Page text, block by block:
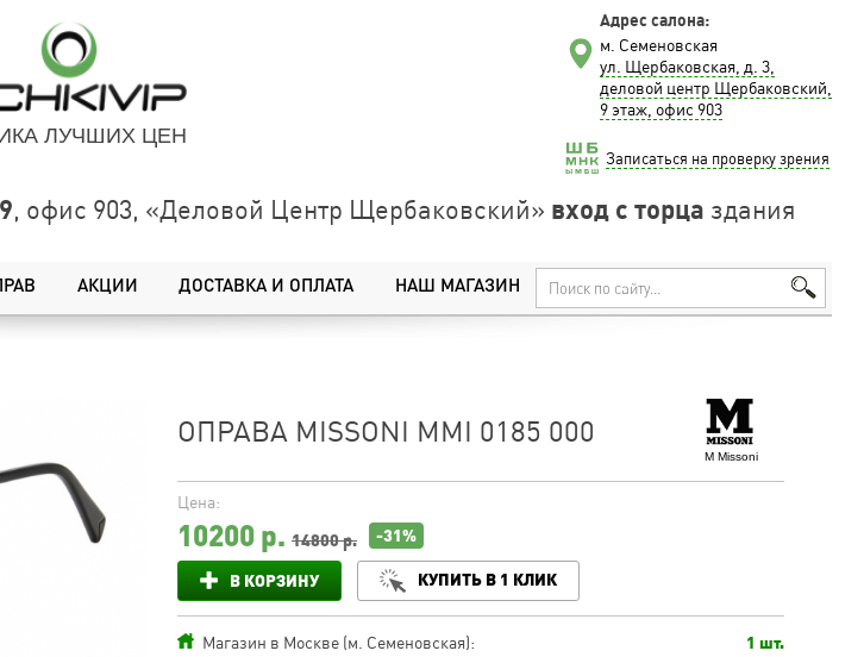
ЛУЧШИХ ЦЕН
Адрес салона:
м. Семеновская
ул. Щербаковская, д. 3,
деловой центр Щербаковский,
9 этаж, офис 903
Записаться на проверку зрения
, офис 903, «Деловой Центр Щербаковский» вход с торца здания
АКЦИИ ДОСТАВКА И ОПЛАТА НАШ МАГАЗИН
M Missoni
ОПРАВА MISSONI MMI 0185 000
Цена:
10200 р. 14800 р. -31%
В КОРЗИНУ КУПИТЬ В 1 КЛИК
Магазин в Москве (м. Семеновская): 1 шт.